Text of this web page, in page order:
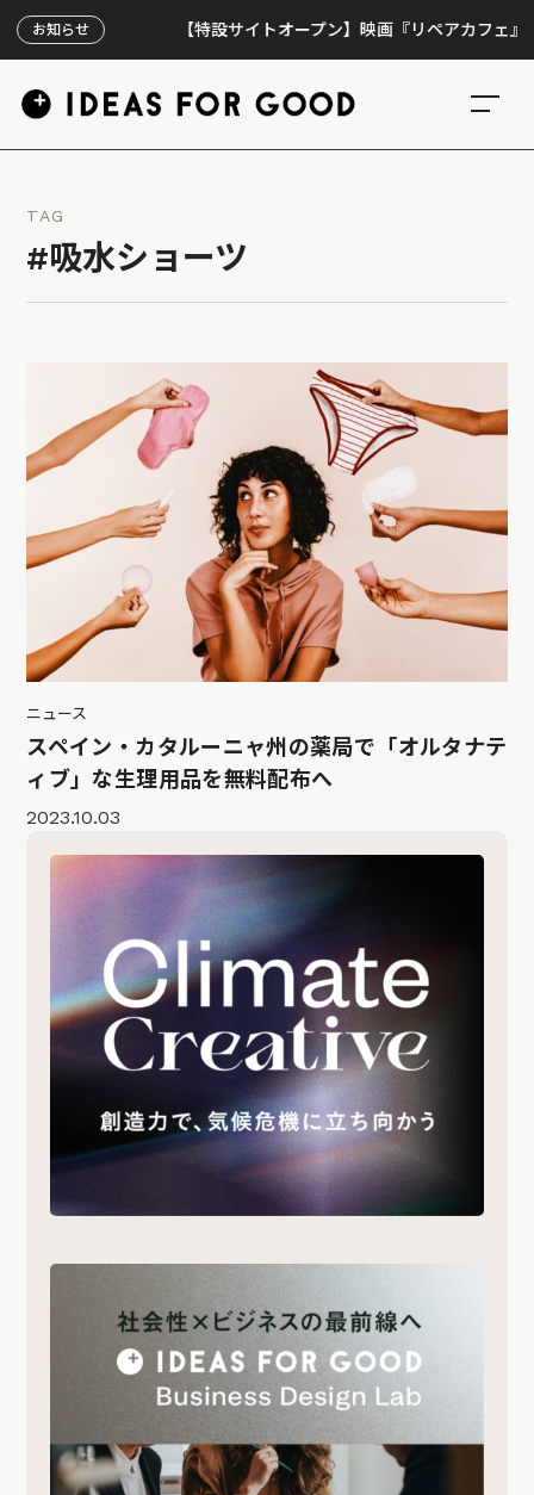
お知らせ 【特設サイトオープン】映画『リペアカフェ』、上
TAG
#吸水ショーツ
ニュース
スペイン・カタルーニャ州の薬局で「オルタナテ
ィブ」な生理用品を無料配布へ
2023.10.03